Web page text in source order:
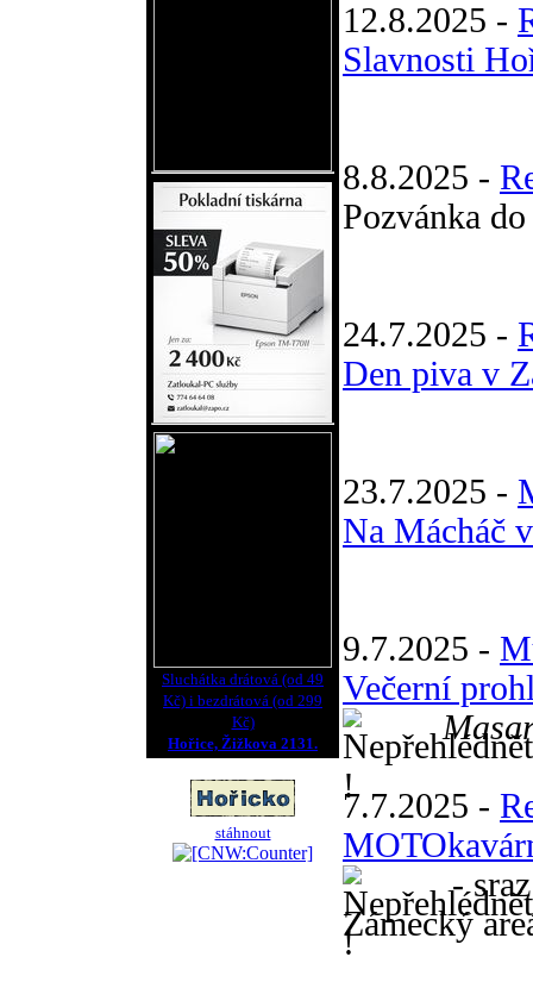
Sluchátka drátová (od 49
Kč) i bezdrátová (od 299
Kč)
Hořice, Žižkova 2131.
stáhnout
12.8.2025 -
Slavnosti
8.8.2025 -
Pozvánka
24.7.2025 -
Den piva v
23.7.2025 -
Na Mácháč
9.7.2025 -
Večerní
7.7.2025 -
- sraz
Zámecký